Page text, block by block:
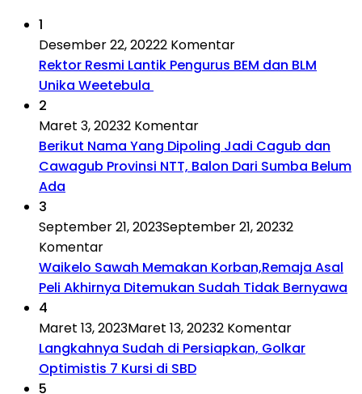
1
Desember 22, 20222 Komentar
Rektor Resmi Lantik Pengurus BEM dan BLM
Unika Weetebula
2
Maret 3, 20232 Komentar
Berikut Nama Yang Dipoling Jadi Cagub dan
Cawagub Provinsi NTT, Balon Dari Sumba Belum
Ada
3
September 21, 2023September 21, 20232
Komentar
Waikelo Sawah Memakan Korban,Remaja Asal
Peli Akhirnya Ditemukan Sudah Tidak Bernyawa
4
Maret 13, 2023Maret 13, 20232 Komentar
Langkahnya Sudah di Persiapkan, Golkar
Optimistis 7 Kursi di SBD
5